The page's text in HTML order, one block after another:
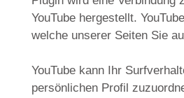
YouTube hergestellt.
welche unserer Seiten Sie
YouTube kann Ihr
persönlichen Profil